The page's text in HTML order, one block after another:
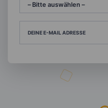
DEINE E-MAIL ADRESSE